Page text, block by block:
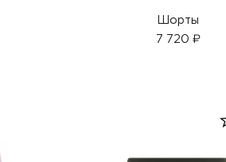
Шорты
7 720 ₽